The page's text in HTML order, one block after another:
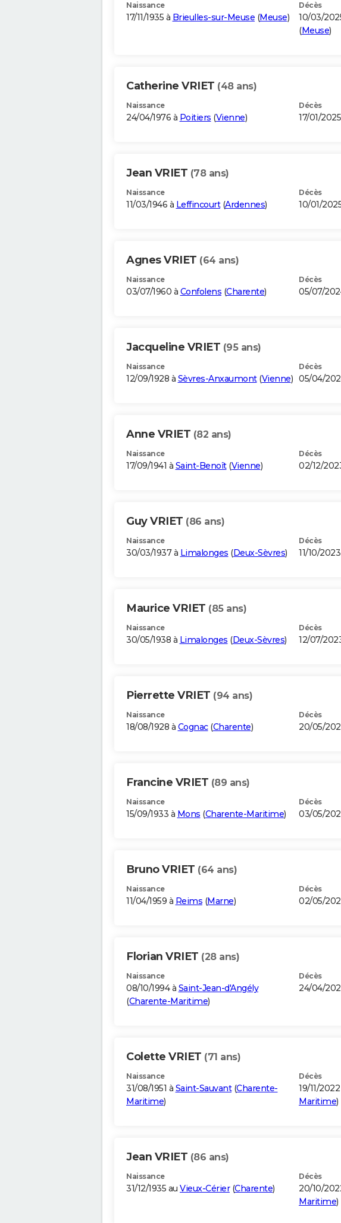
Naissance
17/11/1935 à Brieulles-sur-Meuse (Meuse)
Décès
10/03/
(Meuse)
Catherine VRIET (48 ans)
Naissance
24/04/1976 à Poitiers (Vienne)
Décès
17/01/
Jean VRIET (78 ans)
Naissance
11/03/1946 à Leffincourt(Ardennes)
Décès
10/01/
Agnes VRIET (64 ans)
Naissance
03/07/1960 à Confolens (Charente)
Décès
05/07/
Jacqueline VRIET (95 ans)
Naissance
12/09/1928 à Sèvres-Anxaumont(Vienne)
Décès
05/04/
Anne VRIET (82 ans)
Naissance
17/09/1941 à Saint-Benoît(Vienne)
Décès
02/12/
Guy VRIET (86 ans)
Naissance
30/03/1937 à Limalonges (Deux-Sèvres)
Décès
11/10/
Maurice VRIET (85 ans)
Naissance
30/05/1938 à Limalonges (Deux-Sèvres)
Décès
12/07/
Pierrette VRIET (94 ans)
Naissance
18/08/1928 à Cognac(Charente)
Décès
20/05/
Francine VRIET (89 ans)
Naissance
15/09/1933 à Mons (Charente-Maritime)
Décès
03/05/
Bruno VRIET (64 ans)
Naissance
11/04/1959 à Reims (Marne)
Décès
02/05/
Florian VRIET (28 ans)
Naissance
08/10/1994 à Saint-Jean-d'Angély
(Charente-Maritime)
Décès
24/04/
Colette VRIET (71 ans)
Naissance
31/08/1951 à Saint-Sauvant(Charente-
Maritime)
Décès
19/11/
Maritime)
Jean VRIET (86 ans)
Naissance
31/12/1935 au Vieux-Cérier(Charente)
Décès
20/10/
Maritime)